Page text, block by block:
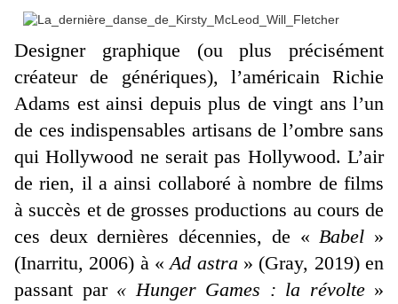
Designer graphique (ou plus précisément
créateur de génériques), l’américain Richie
Adams est ainsi depuis plus de vingt ans l’un
de ces indispensables artisans de l’ombre sans
qui Hollywood ne serait pas Hollywood. L’air
de rien, il a ainsi collaboré à nombre de films
à succès et de grosses productions au cours de
ces deux dernières décennies, de «Babel »
(Inarritu, 2006) à «Ad astra » (Gray, 2019) en
passant par « Hunger Games : la révolte»